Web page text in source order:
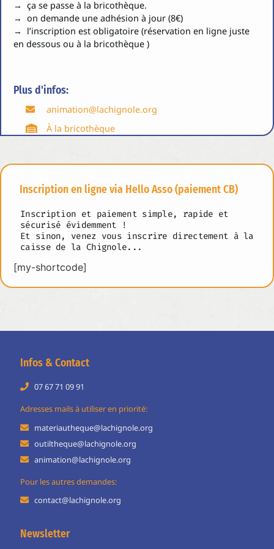
→ ça se passe à la bricothèque.
→ on demande une adhésion à jour (8€)
→ l’inscription est obligatoire (réservation en ligne juste
en dessous ou à la bricothèque )
Plus d'infos:
animation@lachignole.org
À la bricothèque
Inscription en ligne via Hello Asso (paiement CB)
Inscription et paiement simple, rapide et
sécurisé évidemment !
Et sinon, venez vous inscrire directement à la
caisse de la Chignole...
[my-shortcode]
Infos & Contact
07 67 71 09 91
Adresses mails à utiliser en priorité:
materiautheque@lachignole.org
outiltheque@lachignole.org
animation@lachignole.org
Pour les autres demandes:
contact@lachignole.org
Newsletter